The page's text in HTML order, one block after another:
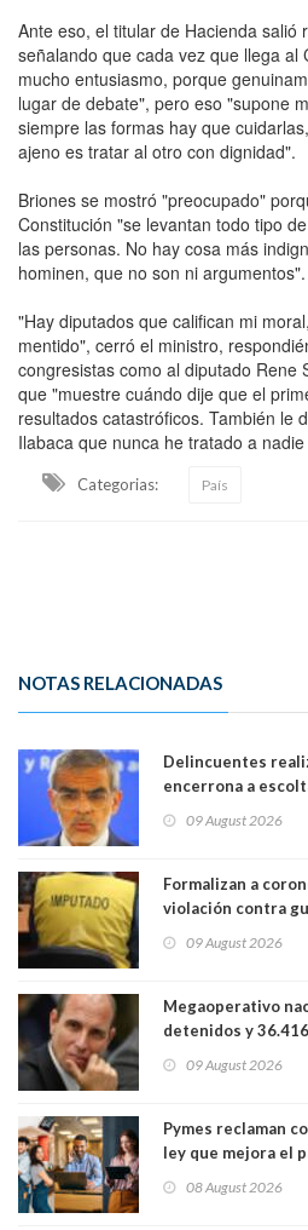
Ante eso, el titular de Hacienda salió
señalando que cada vez que llega al
mucho entusiasmo, porque
lugar de debate", pero eso "supone
siempre las formas hay que
ajeno es tratar al otro con dignidad".
Briones se mostró "preocupado"
Constitución "se levantan todo tipo
las personas. No hay cosa más
hominen, que no son ni argumentos".
"Hay diputados que califican mi
mentido", cerró el ministro,
congresistas como al diputado Rene
que "muestre cuándo dije que el
resultados catastróficos. También le
Ilabaca que nunca he tratado a
Categorias: País
NOTAS RELACIONADAS
Delincuentes
encerrona a
Lo Espejo
09 August 2026
Formalizan a
violación contra
09 August 2026
Megaoperativo
detenidos y
09 August 2026
Pymes reclaman
ley que mejora el
medianas
08 August 2026